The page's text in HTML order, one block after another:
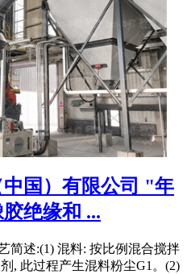
国）有限公司 "年
绝缘和 ...
简述:(1) 混料: 按比例混合搅拌
, 此过程产生混料粉尘G1。(2)